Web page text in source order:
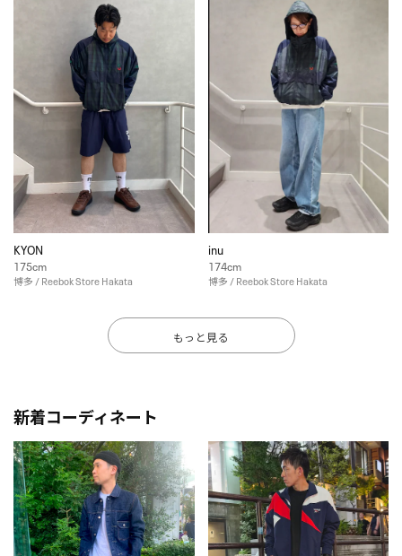
KYON
175cm
博多 / Reebok Store Hakata
inu
174cm
博多 / Reebok Store Hakata
もっと見る
新着コーディネート